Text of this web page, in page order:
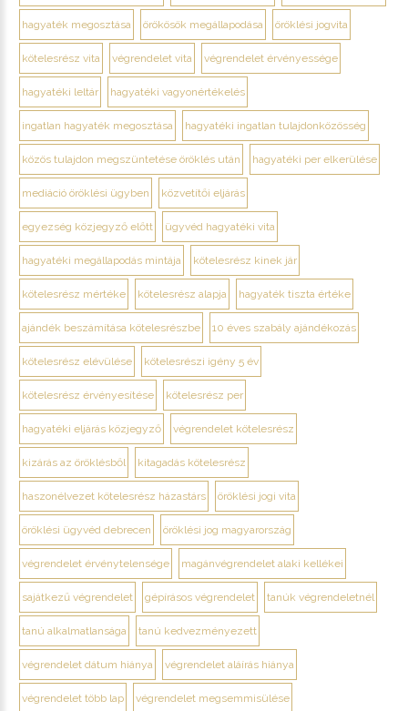
hagyaték megosztása örökösök megállapodása öröklési jogvita
kötelesrész vita végrendelet vita végrendelet érvényessége
hagyatéki leltár hagyatéki vagyonértékelés
ingatlan hagyaték megosztása hagyatéki ingatlan tulajdonközösség
közös tulajdon megszüntetése öröklés után hagyatéki per elkerülése
mediáció öröklési ügyben közvetítői eljárás
egyezség közjegyző előtt ügyvéd hagyatéki vita
hagyatéki megállapodás mintája kötelesrész kinek jár
kötelesrész mértéke kötelesrész alapja hagyaték tiszta értéke
ajándék beszámítása kötelesrészbe 10 éves szabály ajándékozás
kötelesrész elévülése kötelesrészi igény 5 év
kötelesrész érvényesítése kötelesrész per
hagyatéki eljárás közjegyző végrendelet kötelesrész
kizárás az öröklésből kitagadás kötelesrész
haszonélvezet kötelesrész házastárs öröklési jogi vita
öröklési ügyvéd debrecen öröklési jog magyarország
végrendelet érvénytelensége magánvégrendelet alaki kellékei
sajátkezű végrendelet gépírásos végrendelet tanúk végrendeletnél
tanú alkalmatlansága tanú kedvezményezett
végrendelet dátum hiánya végrendelet aláírás hiánya
végrendelet több lap végrendelet megsemmisülése